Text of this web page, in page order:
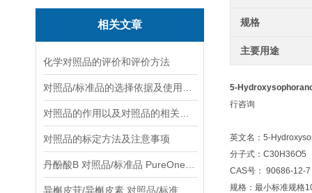
相关文章
化学对照品的评价和评价方法
对照品的标定方法及注意事项
规格
主要用途
5-
行咨询
英文名：5-
分子式：C30H36O5
CAS号： 90686-12-7
规格：最小标准规格